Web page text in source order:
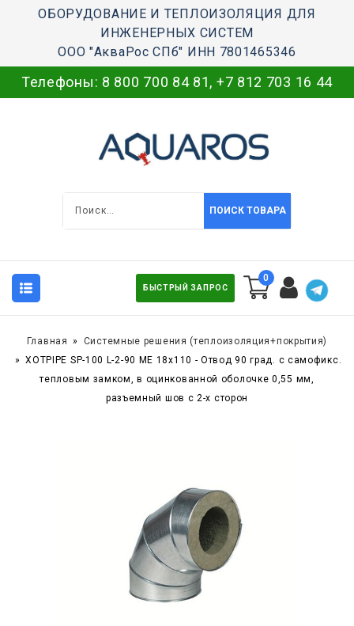
ОБОРУДОВАНИЕ И ТЕПЛОИЗОЛЯЦИЯ ДЛЯ
ИНЖЕНЕРНЫХ СИСТЕМ
ООО "АкваРос СПб" ИНН 7801465346
Телефоны: 8 800 700 84 81, +7 812 703 16 44
ПОИСК ТОВАРА
БЫСТРЫЙ ЗАПРОС
0
Главная
Системные решения (теплоизоляция+покрытия)
XOTPIPE SP-100 L-2-90 ME 18x110 - Отвод 90 град. c самофикс.
тепловым замком, в оцинкованной оболочке 0,55 мм,
разъемный шов с 2-х сторон